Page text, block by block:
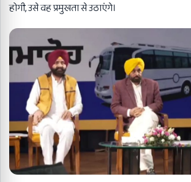
होगी, उसे वह प्रमुखता से उठाएंगे।